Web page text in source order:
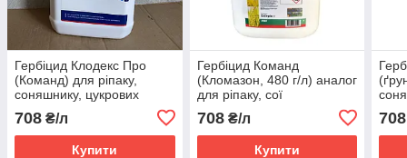
Гербіцид Клодекс Про
(Команд) для ріпаку,
соняшнику, цукрових
708 ₴/л
Купити
Гербіцид Команд
(Кломазон, 480 г/л) аналог
для ріпаку, сої
708₴/л
Купити
960
708